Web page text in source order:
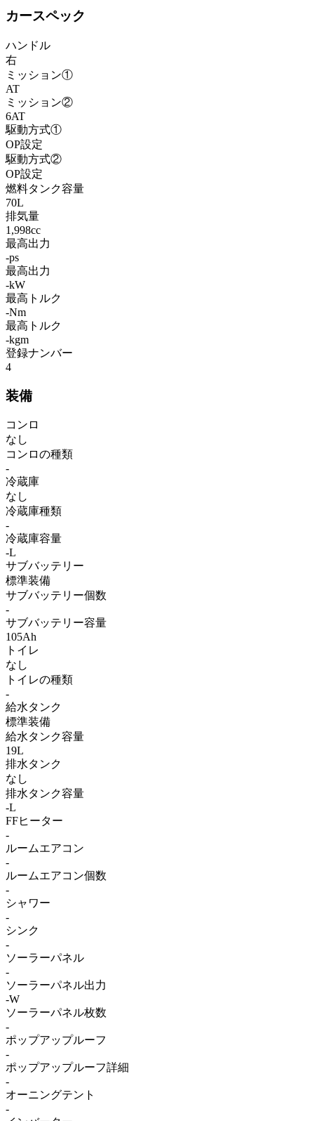
カースペック
ハンドル
右
ミッション①
AT
ミッション②
6AT
駆動方式①
OP設定
駆動方式②
OP設定
燃料タンク容量
70L
排気量
1,998cc
最高出力
-ps
最高出力
-kW
最高トルク
-Nm
最高トルク
-kgm
登録ナンバー
4
装備
コンロ
なし
コンロの種類
-
冷蔵庫
なし
冷蔵庫種類
-
冷蔵庫容量
-L
サブバッテリー
標準装備
サブバッテリー個数
-
サブバッテリー容量
105Ah
トイレ
なし
トイレの種類
-
給水タンク
標準装備
給水タンク容量
19L
排水タンク
なし
排水タンク容量
-L
FFヒーター
-
ルームエアコン
-
ルームエアコン個数
-
シャワー
-
シンク
-
ソーラーパネル
-
ソーラーパネル出力
-W
ソーラーパネル枚数
-
ポップアップルーフ
-
ポップアップルーフ詳細
-
オーニングテント
-